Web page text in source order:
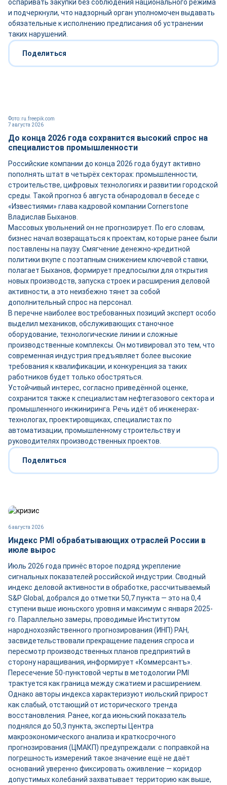
оспаривать закупки без соблюдения национального режима
и подчеркнули, что надзорный орган уполномочен выдавать
обязательные к исполнению предписания об устранении
таких нарушений.
Поделиться
7 августа 2026
Фото: ru.freepik.com
До конца 2026 года сохранится высокий спрос на
специалистов промышленности
Российские компании до конца 2026 года будут активно
пополнять штат в четырёх секторах: промышленности,
строительстве, цифровых технологиях и развитии городской
среды. Такой прогноз 6 августа обнародовал в беседе с
«Известиями» глава кадровой компании Cornerstone
Владислав Быханов.
Массовых увольнений он не прогнозирует. По его словам,
бизнес начал возвращаться к проектам, которые ранее были
поставлены на паузу. Смягчение денежно-кредитной
политики вкупе с поэтапным снижением ключевой ставки,
полагает Быханов, формирует предпосылки для открытия
новых производств, запуска строек и расширения деловой
активности, а это неизбежно тянет за собой
дополнительный спрос на персонал.
В перечне наиболее востребованных позиций эксперт особо
выделил механиков, обслуживающих станочное
оборудование, технологические линии и сложные
производственные комплексы. Он мотивировал это тем, что
современная индустрия предъявляет более высокие
требования к квалификации, и конкуренция за таких
работников будет только обостряться.
Устойчивый интерес, согласно приведённой оценке,
сохранится также к специалистам нефтегазового сектора и
промышленного инжиниринга. Речь идёт об инженерах-
технологах, проектировщиках, специалистах по
автоматизации, промышленному строительству и
руководителях производственных проектов.
Поделиться
6 августа 2026
Индекс PMI обрабатывающих отраслей России в
июле вырос
Июль 2026 года принёс второе подряд укрепление
сигнальных показателей российской индустрии. Сводный
индекс деловой активности в обработке, рассчитываемый
S&P Global, добрался до отметки 50,7 пункта — это на 0,4
ступени выше июньского уровня и максимум с января 2025-
го. Параллельно замеры, проводимые Институтом
народнохозяйственного прогнозирования (ИНП) РАН,
засвидетельствовали прекращение падения спроса и
пересмотр производственных планов предприятий в
сторону наращивания, информирует «Коммерсантъ».
Пересечение 50-пунктовой черты в методологии PMI
трактуется как граница между сжатием и расширением.
Однако авторы индекса характеризуют июльский прирост
как слабый, отстающий от исторического тренда
восстановления. Ранее, когда июньский показатель
поднялся до 50,3 пункта, эксперты Центра
макроэкономического анализа и краткосрочного
прогнозирования (ЦМАКП) предупреждали: с поправкой на
погрешность измерений такое значение ещё не даёт
оснований уверенно фиксировать оживление — коридор
допустимых колебаний захватывает территорию как выше,